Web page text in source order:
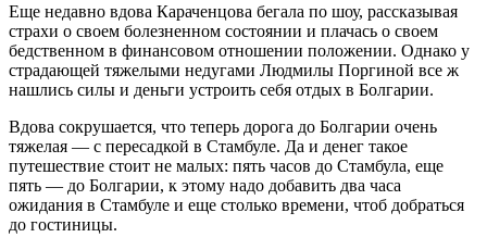
Еще недавно вдова Караченцова бегала по шоу, рассказывая
страхи о своем болезненном состоянии и плачась о своем
бедственном в финансовом отношении положении. Однако у
страдающей тяжелыми недугами Людмилы Поргиной все ж
нашлись силы и деньги устроить себя отдых в Болгарии.
Вдова сокрушается, что теперь дорога до Болгарии очень
тяжелая — с пересадкой в Стамбуле. Да и денег такое
путешествие стоит не малых: пять часов до Стамбула, еще
пять — до Болгарии, к этому надо добавить два часа
ожидания в Стамбуле и еще столько времени, чтоб добраться
до гостиницы.